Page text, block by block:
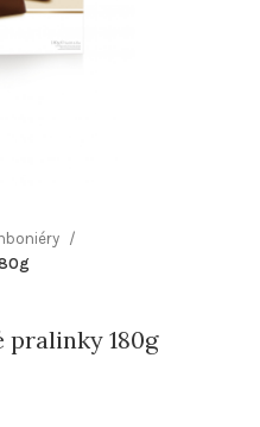
pralinky 180g